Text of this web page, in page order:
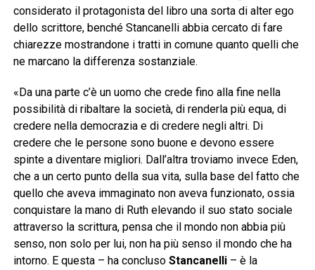
considerato il protagonista del libro una sorta di alter ego
dello scrittore, benché Stancanelli abbia cercato di fare
chiarezze mostrandone i tratti in comune quanto quelli che
ne marcano la differenza sostanziale.
«Da una parte c’è un uomo che crede fino alla fine nella
possibilità di ribaltare la società, di renderla più equa, di
credere nella democrazia e di credere negli altri. Di
credere che le persone sono buone e devono essere
spinte a diventare migliori. Dall’altra troviamo invece Eden,
che a un certo punto della sua vita, sulla base del fatto che
quello che aveva immaginato non aveva funzionato, ossia
conquistare la mano di Ruth elevando il suo stato sociale
attraverso la scrittura, pensa che il mondo non abbia più
senso, non solo per lui, non ha più senso il mondo che ha
intorno. E questa – ha concluso Stancanelli– è la